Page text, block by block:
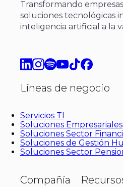
Transformando
soluciones tecnológicas
inteligencia artificial a la
Líneas de negocio
Servicios TI
Soluciones Empresariales
Soluciones Sector
Soluciones de Gestión
Soluciones Sector
Compañía